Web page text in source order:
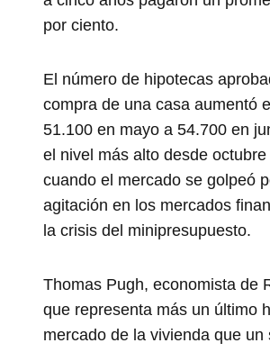
por ciento.
El número de hipotecas
compra de una casa aumentó
51.100 en mayo a 54.700 en
el nivel más alto desde
cuando el mercado se golpeó
agitación en los mercados
la crisis del minipresupuesto.
Thomas Pugh, economista de
que representa más un último
mercado de la vivienda que un